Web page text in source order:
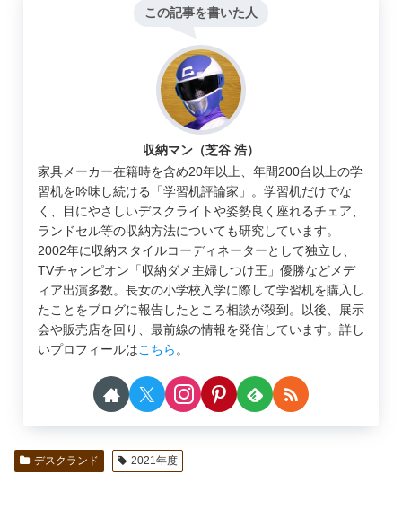
この記事を書いた人
収納マン（芝谷 浩）
家具メーカー在籍時を含め20年以上、年間200台以上の学
習机を吟味し続ける「学習机評論家」。学習机だけでな
く、目にやさしいデスクライトや姿勢良く座れるチェア、
ランドセル等の収納方法についても研究しています。
2002年に収納スタイルコーディネーターとして独立し、
TVチャンピオン「収納ダメ主婦しつけ王」優勝などメデ
ィア出演多数。長女の小学校入学に際して学習机を購入し
たことをブログに報告したところ相談が殺到。以後、展示
会や販売店を回り、最前線の情報を発信しています。詳し
いプロフィールはこちら 。
デスクランド 2021年度